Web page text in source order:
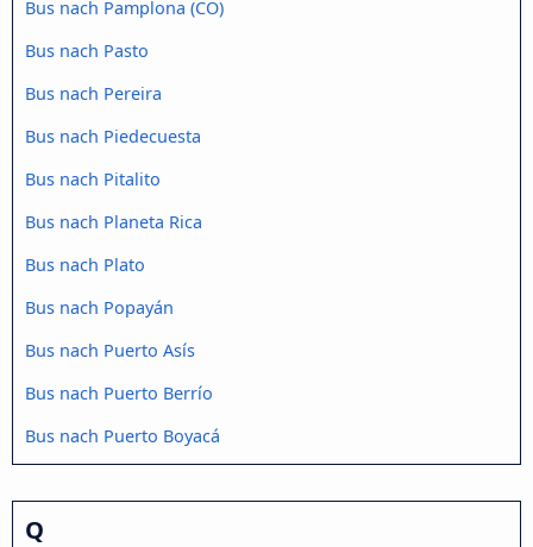
Bus nach Pamplona (CO)
Bus nach Pasto
Bus nach Pereira
Bus nach Piedecuesta
Bus nach Pitalito
Bus nach Planeta Rica
Bus nach Plato
Bus nach Popayán
Bus nach Puerto Asís
Bus nach Puerto Berrío
Bus nach Puerto Boyacá
Q